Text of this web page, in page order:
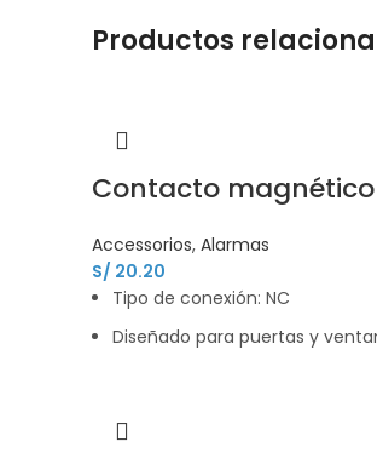
Productos
Contacto
Accessorios, Alarmas
S/ 20.20
Tipo de conexión: NC
Diseñado para puertas y